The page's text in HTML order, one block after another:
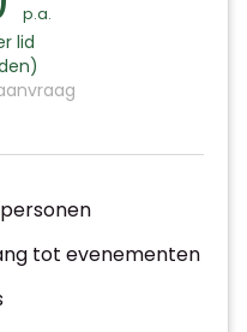
p.a.
lid
tot evenementen